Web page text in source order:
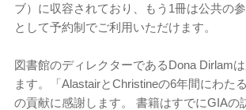
ブ）に収容されており、もう1冊は公共の
として予約制でご利用いただけます。
図書館のディレクターであるDona Dirlam
ます。「AlastairとChristineの6年間にわた
の貢献に感謝します。 書籍はすでにGIAの